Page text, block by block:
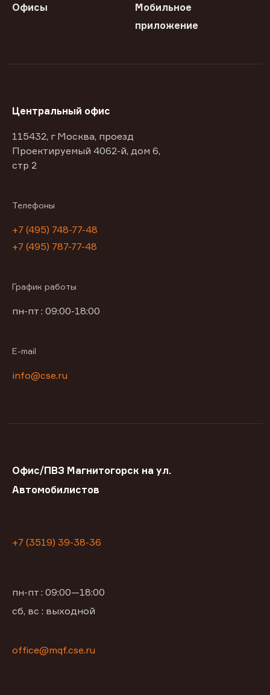
Офисы
Мобильное
приложение
Центральный офис
115432, г Москва, проезд
Проектируемый 4062-й, дом 6,
стр 2
Телефоны
+7 (495) 748-77-48
+7 (495) 787-77-48
График работы
пн-пт : 09:00-18:00
E-mail
info@cse.ru
Офис/ПВЗ Магнитогорск на ул.
Автомобилистов
+7 (3519) 39-38-36
пн-пт : 09:00—18:00
сб, вс : выходной
office@mqf.cse.ru